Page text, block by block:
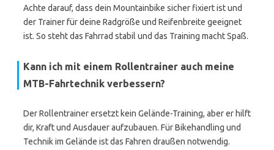
Achte darauf, dass dein Mountainbike sicher fixiert ist und
der Trainer für deine Radgröße und Reifenbreite geeignet
ist. So steht das Fahrrad stabil und das Training macht Spaß.
Kann ich mit einem Rollentrainer auch meine
MTB-Fahrtechnik verbessern?
Der Rollentrainer ersetzt kein Gelände-Training, aber er hilft
dir, Kraft und Ausdauer aufzubauen. Für Bikehandling und
Technik im Gelände ist das Fahren draußen notwendig.